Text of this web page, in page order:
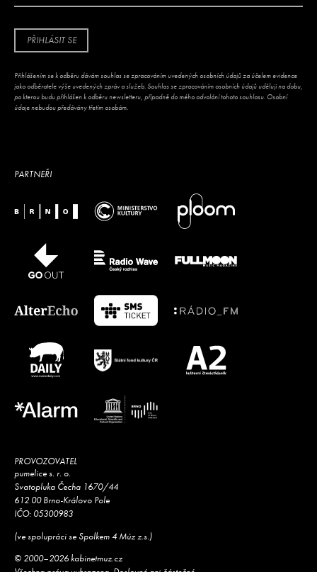
PŘIHLÁSIT SE
Přihlášením se k odběru dávám souhlas se zpracováním uvedených osobních údajů za účelem evidence
jako odběratele výše uvedených zpráv a služeb. Souhlas se zpracováním osobních údajů uděluji na dobu,
po kterou budu přihlášen k odběru newsletteru, případně do mého odvolání tohoto souhlasu. Osobní
údaje nebudou předávány třetím osobám.
PARTNEŘI
PROVOZOVATEL
pumelice s. r. o.
Svatopluka Čecha 1670/44
612 00 Brno-Královo Pole
IČO: 05300983
(ve spolupráci se Spolkem 4 Múz z.s.)
© 2000–2026 kabinetmuz.cz